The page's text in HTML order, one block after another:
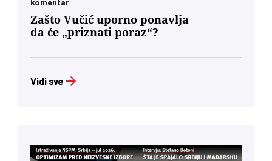
Zašto Vučić uporno ponavlja
da će „priznati poraz“?
Vidi sve